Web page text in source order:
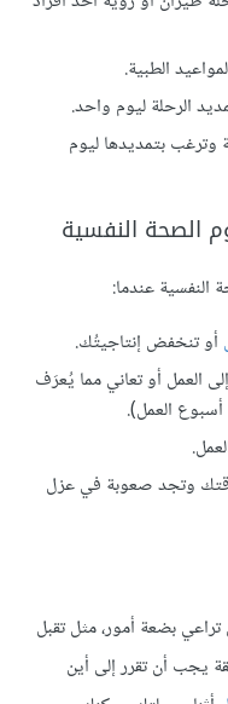
الطبية.
الرحلة ليوم واحد.
بتمديدها ليوم
الصحة النفسية
عندما:
أو تنخفض إنتاجيتُك.
العمل أو تعاني مما يُعرَف
أسبوع العمل).
وتجد صعوبة في عزل
بضعة أمور، مثل تقبل
يجب أن تقرر إلى أين